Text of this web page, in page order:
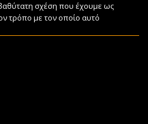
σχέση που έχουμε ως
τρόπο με τον οποίο αυτό